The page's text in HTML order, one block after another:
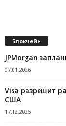
Блокчейн
JPMorgan
07.01.2026
Visa разрешит
США
17.12.2025